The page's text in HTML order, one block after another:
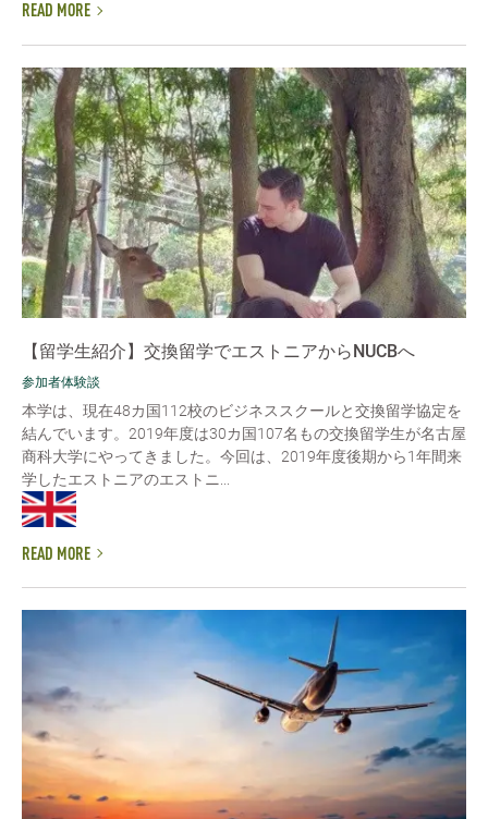
READ MORE
【留学生紹介】交換留学でエストニアからNUCBへ
参加者体験談
本学は、現在48カ国112校のビジネススクールと交換留学協定を
結んでいます。2019年度は30カ国107名もの交換留学生が名古屋
商科大学にやってきました。今回は、2019年度後期から1年間来
学したエストニアのエストニ...
READ MORE